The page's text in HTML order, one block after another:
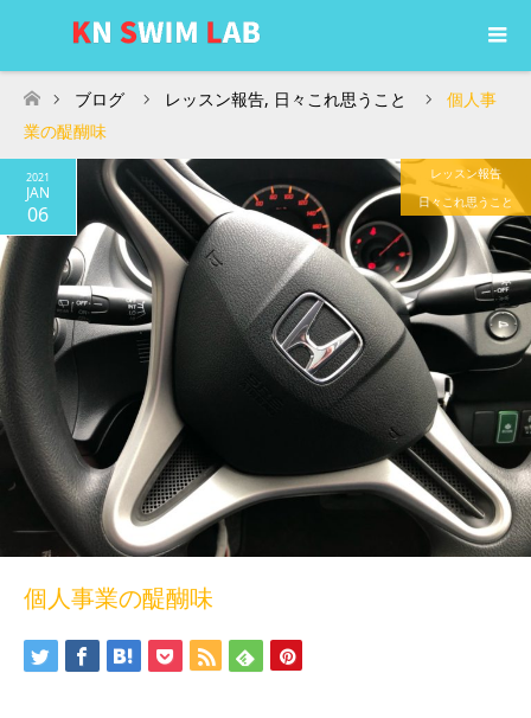
ホーム
ブログ レッスン報告, 日々これ思うこと
個人事
業の醍醐味
2021
JAN
06
レッスン報告
日々これ思うこと
個人事業の醍醐味